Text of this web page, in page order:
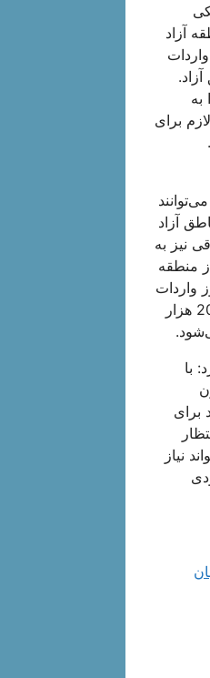
آزاد
برای
آزاد
نیز به
منطقه
واردات
یک خودروی جدید با سقف 20 هزار
نیاز